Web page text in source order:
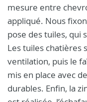
mesure entre
appliqué. Nous
pose des tuiles, qui
Les tuiles chatières
ventilation, puis le
mis en place avec
durables. Enfin, la